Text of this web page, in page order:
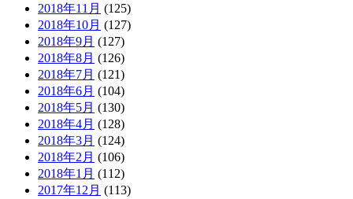
2018年11月 (125)
2018年10月 (127)
2018年9月 (127)
2018年8月 (126)
2018年7月 (121)
2018年6月 (104)
2018年5月 (130)
2018年4月 (128)
2018年3月 (124)
2018年2月 (106)
2018年1月 (112)
2017年12月 (113)